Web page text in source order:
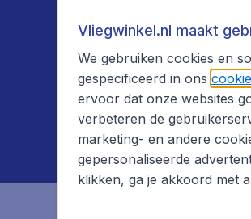
Over Vliegwinkel.nl
Reisgids
Vliegwinkel.nl maakt
We gebruiken cookies en
gespecificeerd in ons
ervoor dat onze websites
verbeteren de
marketing- en andere
gepersonaliseerde
klikken, ga je akkoord met